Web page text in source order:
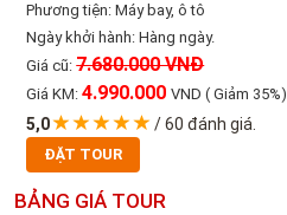
Phương tiện: Máy bay, ô tô
Ngày khởi hành: Hàng ngày.
Giá cũ:7.680.000 VNĐ
Giá KM:4.990.000VND ( Giảm 35%)
5,0 /60 đánh giá.
ĐẶT TOUR
BẢNG GIÁ TOUR